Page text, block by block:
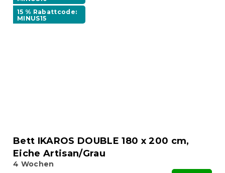
15 % Rabattcode:
MINUS15
Bett IKAROS DOUBLE 180 x 200 cm,
Eiche Artisan/Grau
4 Wochen